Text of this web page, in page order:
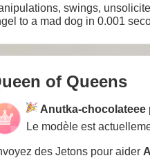
swings,
to a mad dog in 0.001
of Queens
Anutka-chocolateee
Le modèle est
des Jetons pour aider